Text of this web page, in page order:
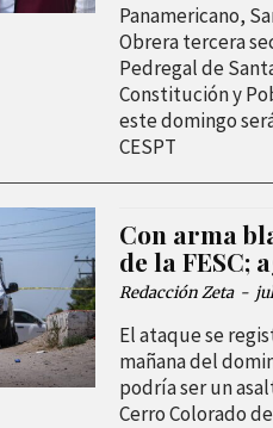
Panamericano,
Obrera tercera
Pedregal de
Constitución y
este domingo
CESPT
Con arma
de la FESC;
Redacción Zeta -
El ataque se
mañana del
podría ser un
Cerro Colorado